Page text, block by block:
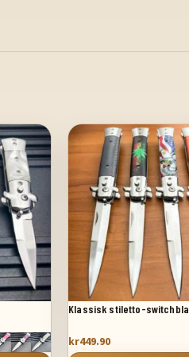
Klassisk stiletto-
kr449.90